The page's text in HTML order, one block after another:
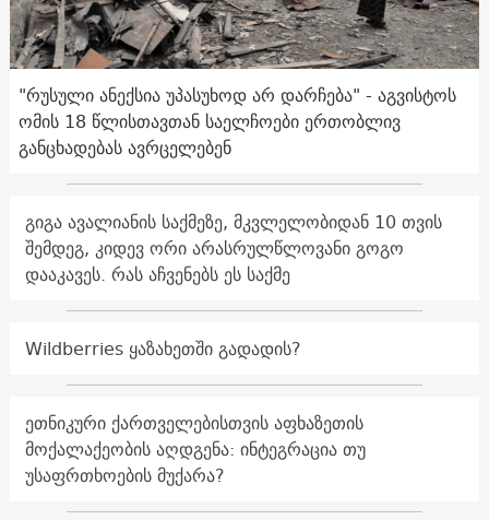
"რუსული ანექსია უპასუხოდ არ დარჩება" - აგვისტოს
ომის 18 წლისთავთან საელჩოები ერთობლივ
განცხადებას ავრცელებენ
გიგა ავალიანის საქმეზე, მკვლელობიდან 10 თვის
შემდეგ, კიდევ ორი არასრულწლოვანი გოგო
დააკავეს. რას აჩვენებს ეს საქმე
Wildberries ყაზახეთში გადადის?
ეთნიკური ქართველებისთვის აფხაზეთის
მოქალაქეობის აღდგენა: ინტეგრაცია თუ
უსაფრთხოების მუქარა?